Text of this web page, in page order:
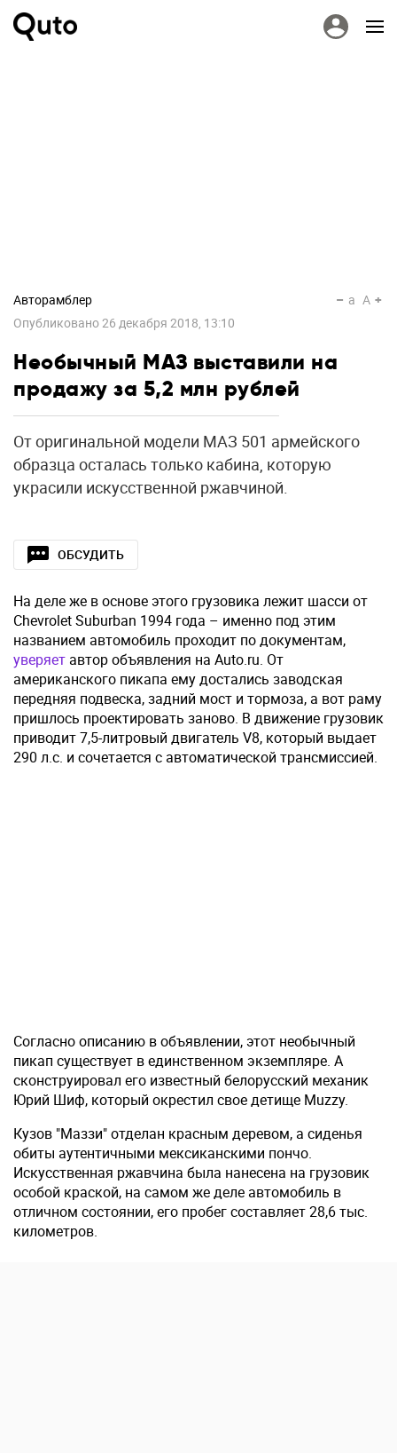
Авторамблер
Опубликовано26 декабря 2018, 13:10
a A
Необычный МАЗ выставили на
продажу за 5,2 млн рублей
От оригинальной модели МАЗ 501 армейского
образца осталась только кабина, которую
украсили искусственной ржавчиной.
ОБСУДИТЬ
На деле же в основе этого грузовика лежит шасси от
Chevrolet Suburban 1994 года – именно под этим
названием автомобиль проходит по документам,
уверяет автор объявления на Auto.ru. От
американского пикапа ему достались заводская
передняя подвеска, задний мост и тормоза, а вот раму
пришлось проектировать заново. В движение грузовик
приводит 7,5-литровый двигатель V8, который выдает
290 л.с. и сочетается с автоматической трансмиссией.
Согласно описанию в объявлении, этот необычный
пикап существует в единственном экземпляре. А
сконструировал его известный белорусский механик
Юрий Шиф, который окрестил свое детище Muzzy.
Кузов "Маззи" отделан красным деревом, а сиденья
обиты аутентичными мексиканскими пончо.
Искусственная ржавчина была нанесена на грузовик
особой краской, на самом же деле автомобиль в
отличном состоянии, его пробег составляет 28,6 тыс.
километров.